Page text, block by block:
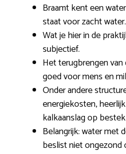
Braamt kent een
staat voor zacht water.
Wat je hier in de
subjectief.
Het terugbrengen
goed voor mens en
Onder andere
energiekosten,
kalkaanslag op
Belangrijk: water met
beslist niet ongezond